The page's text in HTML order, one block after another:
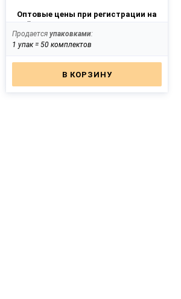
Оптовые цены при регистрации на
сайте
Продается упаковками:
1 упак = 50 комплектов
В КОРЗИНУ